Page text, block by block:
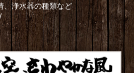
、浄水器の種類など